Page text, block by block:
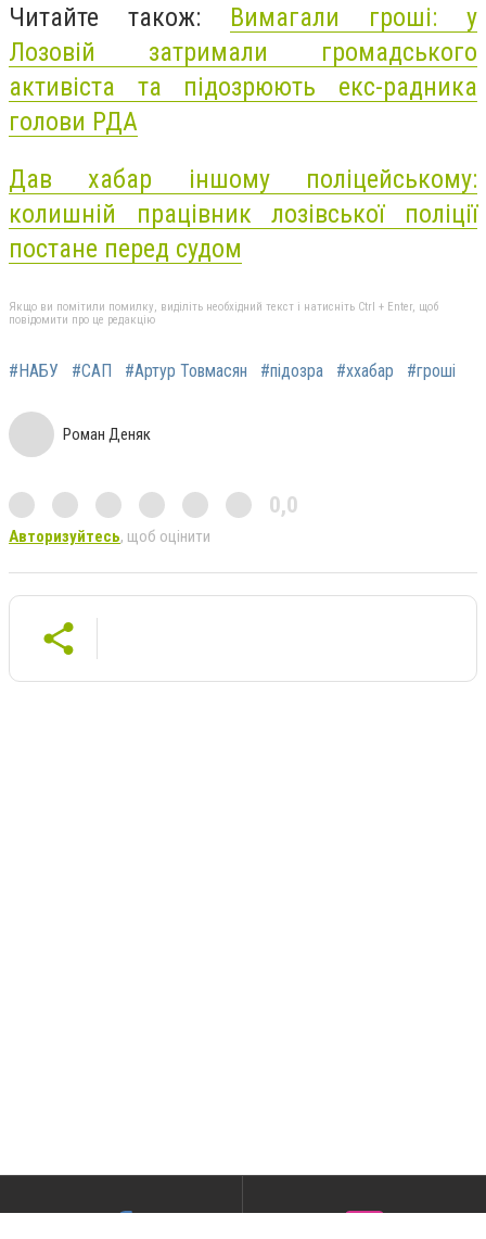
Читайте також: Вимагали гроші: у
Лозовій затримали громадського
активіста та підозрюють екс-радника
голови РДА
Дав хабар іншому поліцейському:
колишній працівник лозівської поліції
постане перед судом
Якщо ви помітили помилку, виділіть необхідний текст і натисніть Ctrl + Enter, щоб
повідомити про це редакцію
#НАБУ #САП #Артур Товмасян #підозра #ххабар #гроші
Роман Деняк
0,0
Авторизуйтесь, щоб оцінити